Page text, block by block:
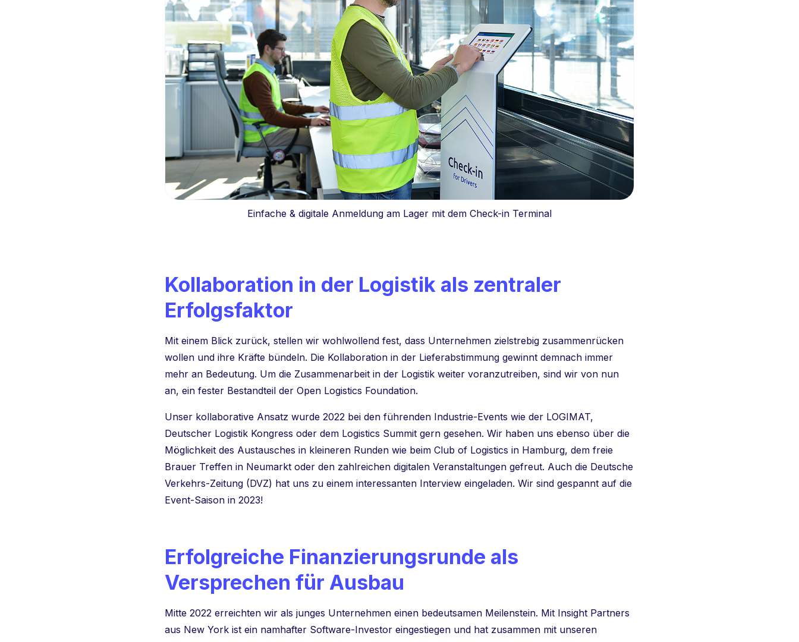
Einfache & digitale Anmeldung am Lager mit dem Check-in Terminal
Kollaboration in der Logistik als zentraler
Erfolgsfaktor
Mit einem Blick zurück, stellen wir wohlwollend fest, dass Unternehmen zielstrebig zusammenrücken
wollen und ihre Kräfte bündeln. Die Kollaboration in der Lieferabstimmung gewinnt demnach immer
mehr an Bedeutung. Um die Zusammenarbeit in der Logistik weiter voranzutreiben, sind wir von nun
an, ein fester Bestandteil der Open Logistics Foundation.
Unser kollaborative Ansatz wurde 2022 bei den führenden Industrie-Events wie der LOGIMAT,
Deutscher Logistik Kongress oder dem Logistics Summit gern gesehen. Wir haben uns ebenso über die
Möglichkeit des Austausches in kleineren Runden wie beim Club of Logistics in Hamburg, dem freie
Brauer Treffen in Neumarkt oder den zahlreichen digitalen Veranstaltungen gefreut. Auch die Deutsche
Verkehrs-Zeitung (DVZ) hat uns zu einem interessanten Interview eingeladen. Wir sind gespannt auf die
Event-Saison in 2023!
Erfolgreiche Finanzierungsrunde als
Versprechen für Ausbau
Mitte 2022 erreichten wir als junges Unternehmen einen bedeutsamen Meilenstein. Mit Insight Partners
aus New York ist ein namhafter Software-Investor eingestiegen und hat zusammen mit unseren